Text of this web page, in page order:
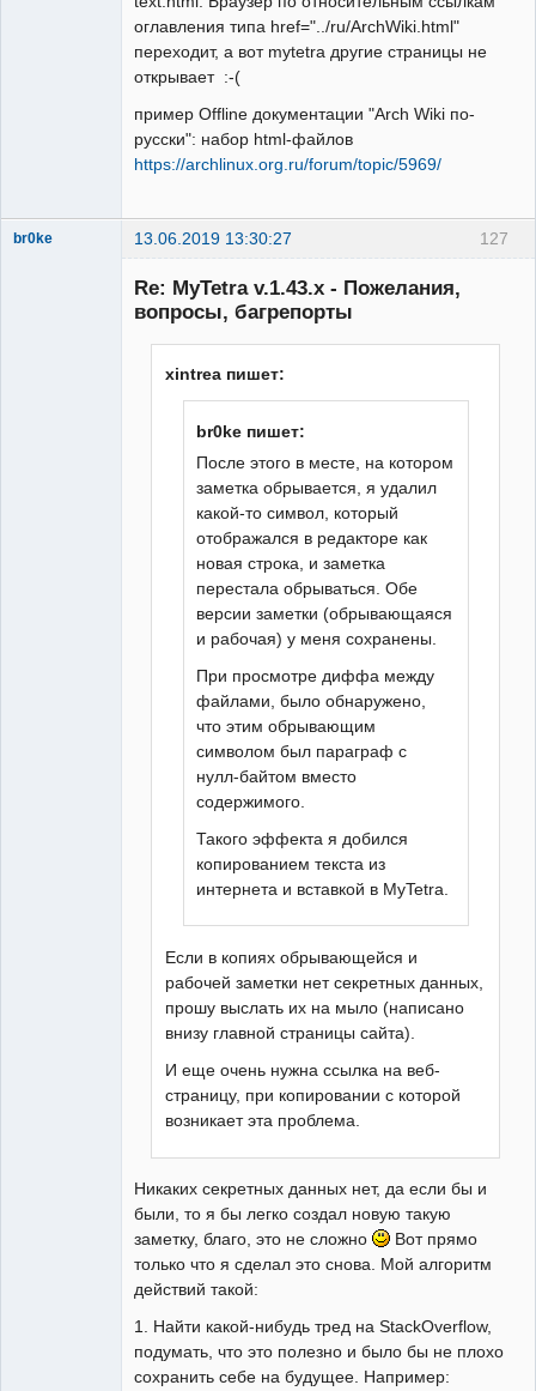
оглавления типа href="../ru/ArchWiki.html"
переходит, а вот mytetra другие страницы не
открывает :-(
пример Offline документации "Arch Wiki по-
русски": набор html-файлов
https://archlinux.org.ru/forum/topic/5969/
127
br0ke 13.06.2019 13:30:27
Re: MyTetra v.1.43.x - Пожелания,
вопросы, багрепорты
xintrea пишет:
br0ke пишет:
После этого в месте, на котором
заметка обрывается, я удалил
какой-то символ, который
отображался в редакторе как
новая строка, и заметка
перестала обрываться. Обе
версии заметки (обрывающаяся
и рабочая) у меня сохранены.
При просмотре диффа между
файлами, было обнаружено,
что этим обрывающим
символом был параграф с
нулл-байтом вместо
содержимого.
Такого эффекта я добился
копированием текста из
интернета и вставкой в MyTetra.
Если в копиях обрывающейся и
рабочей заметки нет секретных данных,
прошу выслать их на мыло (написано
внизу главной страницы сайта).
И еще очень нужна ссылка на веб-
страницу, при копировании с которой
возникает эта проблема.
Никаких секретных данных нет, да если бы и
были, то я бы легко создал новую такую
заметку, благо, это не сложно
Вот прямо
только что я сделал это снова. Мой алгоритм
действий такой:
1. Найти какой-нибудь тред на StackOverflow,
подумать, что это полезно и было бы не плохо
сохранить себе на будущее. Например: